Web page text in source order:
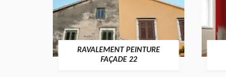
RAVALEMENT PEINTURE
FAÇADE 22